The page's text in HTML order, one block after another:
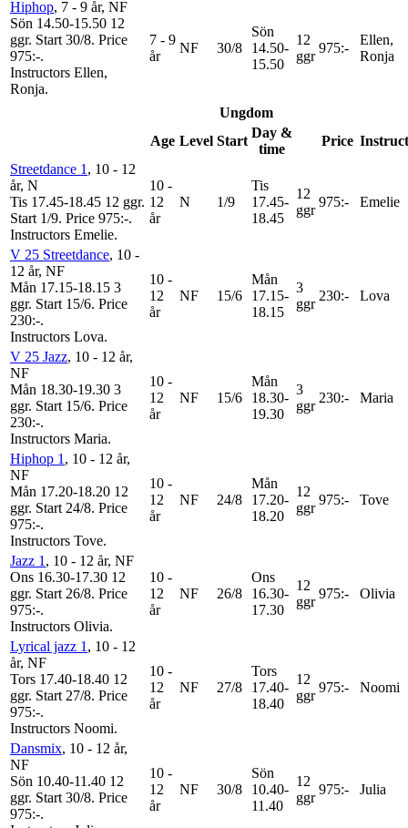
Hiphop, 7 - 9 år, NF
Sön 14.50-15.50 12
ggr. Start 30/8. Price
975:-.
Instructors Ellen,
Ronja.
7 - 9
år
NF 30/8
Sön
14.50-
15.50
12
ggr
975:-
Ellen,
Ronja
Ungdom
Age Level Start
Day &
time
Price
Streetdance 1 , 10 - 12
år, N
Tis 17.45-18.45 12 ggr.
Start 1/9. Price 975:-.
Instructors Emelie.
10 -
12
år
N 1/9
Tis
17.45-
18.45
12
ggr
975:- Emelie
V 25 Streetdance, 10 -
12 år, NF
Mån 17.15-18.15 3
ggr. Start 15/6. Price
230:-.
Instructors Lova.
10 -
12
år
NF 15/6
Mån
17.15-
18.15
3
ggr
230:- Lova
V 25 Jazz, 10 - 12 år,
NF
Mån 18.30-19.30 3
ggr. Start 15/6. Price
230:-.
Instructors Maria.
10 -
12
år
NF 15/6
Mån
18.30-
19.30
3
ggr
230:- Maria
Hiphop 1 , 10 - 12 år,
NF
Mån 17.20-18.20 12
ggr. Start 24/8. Price
975:-.
Instructors Tove.
10 -
12
år
NF 24/8
Mån
17.20-
18.20
12
ggr
975:- Tove
Jazz 1 , 10 - 12 år, NF
Ons 16.30-17.30 12
ggr. Start 26/8. Price
975:-.
Instructors Olivia.
10 -
12
år
NF 26/8
Ons
16.30-
17.30
12
ggr
975:- Olivia
Lyrical jazz 1 , 10 - 12
år, NF
Tors 17.40-18.40 12
ggr. Start 27/8. Price
975:-.
Instructors Noomi.
10 -
12
år
NF 27/8
Tors
17.40-
18.40
12
ggr
975:- Noomi
Dansmix, 10 - 12 år,
NF
Sön 10.40-11.40 12
ggr. Start 30/8. Price
975:-.
10 -
12
år
NF 30/8
Sön
10.40-
11.40
12
ggr
975:- Julia